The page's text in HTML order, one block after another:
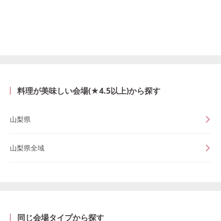
料理が美味しい会場(★4.5以上)から探す
山梨県
山梨県全域
同じ会場タイプから探す